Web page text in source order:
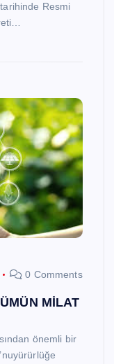
Resmi
0 Comments
MİLAT
önemli bir